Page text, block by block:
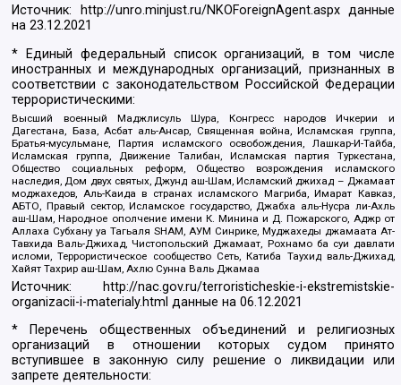
Источник: http://unro.minjust.ru/NKOForeignAgent.aspxданные
на23.12.2021
* Единый федеральный список организаций, в том числе
иностранных и международных организаций, признанных в
соответствии с законодательством Российской Федерации
террористическими:
Высший военный Маджлисуль Шура, Конгресс народов Ичкерии и
Дагестана, База, Асбат аль-Ансар, Священная война, Исламская группа,
Братья-мусульмане, Партия исламского освобождения, Лашкар-И-Тайба,
Исламская группа, Движение Талибан, Исламская партия Туркестана,
Общество социальных реформ, Общество возрождения исламского
наследия, Дом двух святых, Джунд аш-Шам, Исламский джихад – Джамаат
моджахедов, Аль-Каида в странах исламского Магриба, Имарат Кавказ,
АБТО, Правый сектор, Исламское государство, Джабха аль-Нусра ли-Ахль
аш-Шам, Народное ополчение имени К. Минина и Д. Пожарского, Аджр от
Аллаха Субхану уа Тагьаля SHAM, АУМ Синрике, Муджахеды джамаата Ат-
Тавхида Валь-Джихад, Чистопольский Джамаат, Рохнамо ба суи давлати
исломи, Террористическое сообщество Сеть, Катиба Таухид валь-Джихад,
Хайят Тахрир аш-Шам, Ахлю Сунна Валь Джамаа
Источник:
http://nac.gov.ru/terroristicheskie-i-ekstremistskie-
organizacii-i-materialy.html данные на06.12.2021
* Перечень общественных объединений и религиозных
организаций в отношении которых судом принято
вступившее в законную силу решение о ликвидации или
запрете деятельности: